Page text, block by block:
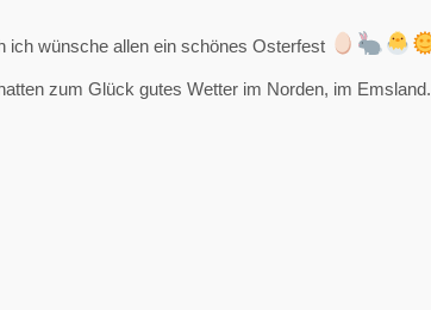
ich wünsche allen ein schönes Osterfest
zum Glück gutes Wetter im Norden, im Emsland.